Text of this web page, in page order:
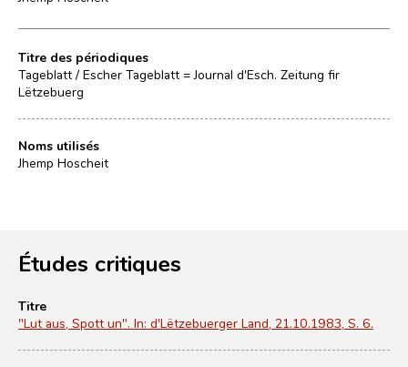
Titre des périodiques
Tageblatt / Escher Tageblatt = Journal d'Esch. Zeitung fir
Lëtzebuerg
Noms utilisés
Jhemp Hoscheit
Études critiques
Titre
"Lut aus, Spott un". In: d'Lëtzebuerger Land, 21.10.1983, S. 6.